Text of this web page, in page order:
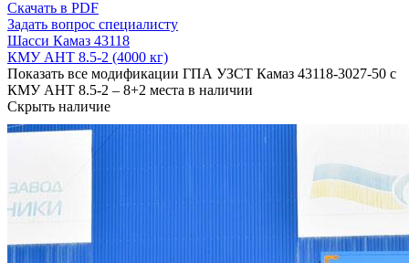
Скачать в PDF
Задать вопрос специалисту
Шасси Камаз 43118
КМУ АНТ 8.5-2 (4000 кг)
Показать все модификации ГПА УЗСТ Камаз 43118-3027-50 с
КМУ АНТ 8.5-2 – 8+2 места в наличии
Скрыть наличие